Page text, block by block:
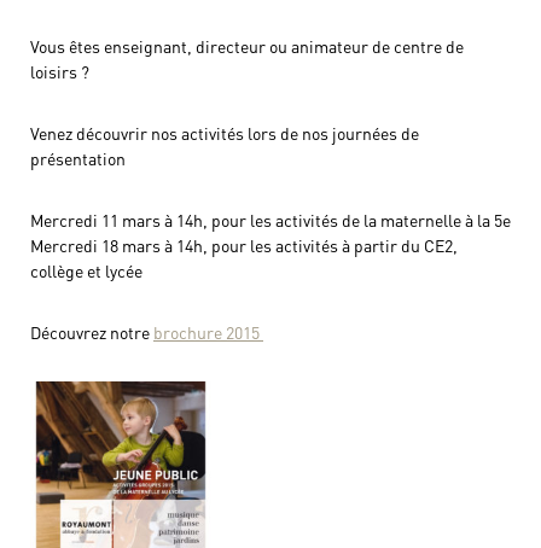
Vous êtes enseignant, directeur ou animateur de centre de
loisirs ?
Venez découvrir nos activités lors de nos journées de
présentation
Mercredi 11 mars à 14h, pour les activités de la maternelle à la 5e
Mercredi 18 mars à 14h, pour les activités à partir du CE2,
collège et lycée
Découvrez notre brochure 2015